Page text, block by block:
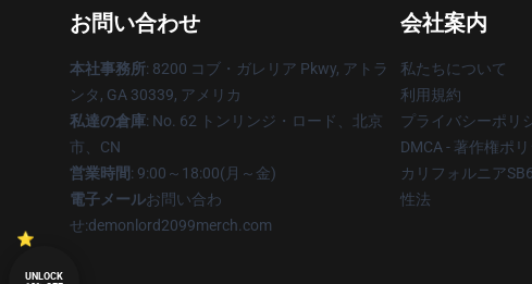
お問い合わせ
本社事務所: 8200 コブ・ガレリア Pkwy, アトラ
ンタ, GA 30339, アメリカ
私達の倉庫: No. 62 トンリンジ・ロード、北京
市、CN
営業時間: 9:00～18:00(月～金)
電子メールお問い合わ
せ:demonlord2099merch.com
会社案内
私たちについて
利用規約
プライバシーポリ
DMCA - 著作権ポ
カリフォルニア
性法
UNLOCK